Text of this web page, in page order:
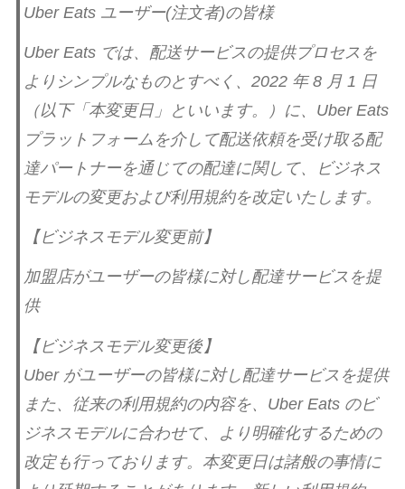
Uber Eats ユーザー(注文者)の皆様
Uber Eats では、配送サービスの提供プロセスを
よりシンプルなものとすべく、2022 年 8 月 1 日
（以下「本変更日」といいます。）に、Uber Eats
プラットフォームを介して配送依頼を受け取る配
達パートナーを通じての配達に関して、ビジネス
モデルの変更および利用規約を改定いたします。
【ビジネスモデル変更前】
加盟店がユーザーの皆様に対し配達サービスを提
供
【ビジネスモデル変更後】
Uber がユーザーの皆様に対し配達サービスを提供
また、従来の利用規約の内容を、Uber Eats のビ
ジネスモデルに合わせて、より明確化するための
改定も行っております。本変更日は諸般の事情に